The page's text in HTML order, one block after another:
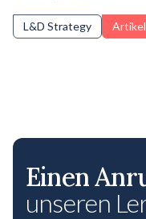
L&D Strategy Artikel
Einen
unseren